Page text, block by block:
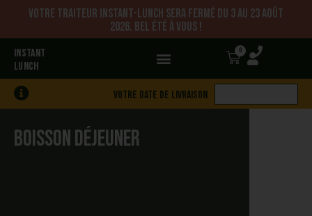
Votre traiteur Instant-Lunch sera fermé du 3 au 23 août
2026. Bel été à vous !
INSTANT
LUNCH
0
Votre date de livraison
Boisson déjeuner